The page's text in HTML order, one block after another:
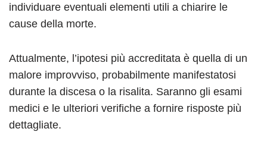
individuare eventuali elementi utili a chiarire le
cause della morte.
Attualmente, l’ipotesi più accreditata è quella di un
malore improvviso, probabilmente manifestatosi
durante la discesa o la risalita. Saranno gli esami
medici e le ulteriori verifiche a fornire risposte più
dettagliate.